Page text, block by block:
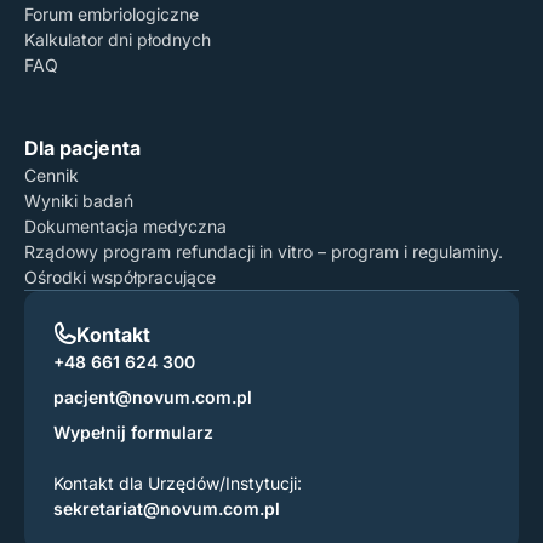
Forum embriologiczne
Kalkulator dni płodnych
FAQ
Dla pacjenta
Cennik
Wyniki badań
Dokumentacja medyczna
Rządowy program refundacji in vitro – program i regulaminy.
Ośrodki współpracujące
Kontakt
+48 661 624 300
pacjent@novum.com.pl
Wypełnij formularz
Kontakt dla Urzędów/Instytucji:
sekretariat@novum.com.pl